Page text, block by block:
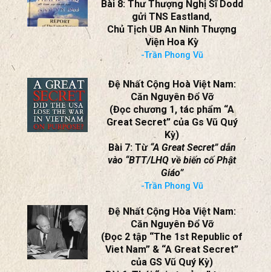
-Trần Phong Vũ
Phái Bộ LHQ Đi Tìm Sự Thật Về
Vụ Phật Giáo Năm 63
Bài 8: Thư Thượng Nghị Sĩ Dodd
gửi TNS Eastland,
Chủ Tịch UB An Ninh Thượng
Viện Hoa Kỳ
-Trần Phong Vũ
Đệ Nhất Cộng Hoà Việt Nam:
Căn Nguyên Đổ Vỡ
(Đọc chương 1, tác phẩm “A
Great Secret” của Gs Vũ Quý
Kỳ)
“A Great Secret” dẫn
vào “BTT/LHQ về biến cố Phật
Giáo”
-Trần Phong Vũ
Đệ Nhất Cộng Hòa Việt Nam: